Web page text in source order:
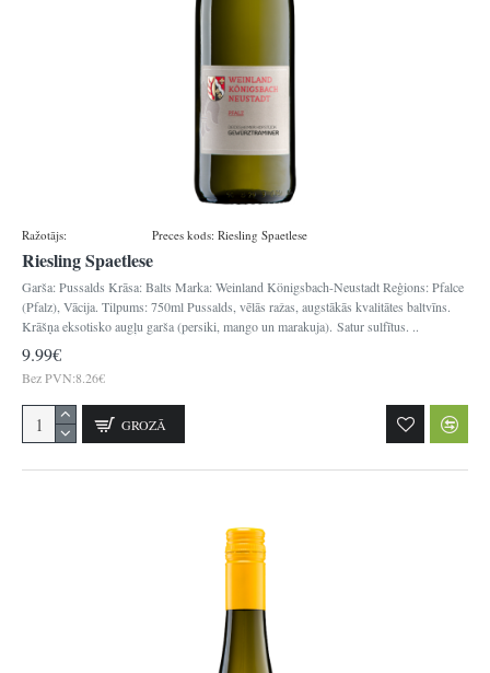
Ražotājs: Preces kods: Riesling Spaetlese
Riesling Spaetlese
Garša: Pussalds Krāsa: Balts Marka: Weinland Königsbach-Neustadt Reģions: Pfalce
(Pfalz), Vācija. Tilpums: 750ml Pussalds, vēlās ražas, augstākās kvalitātes baltvīns.
Krāšņa eksotisko augļu garša (persiki, mango un marakuja). Satur sulfītus. ..
9.99€
Bez PVN:8.26€
GROZĀ